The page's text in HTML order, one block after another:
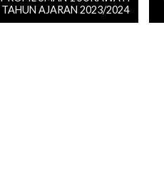
TAHUN AJARAN 2023/2024